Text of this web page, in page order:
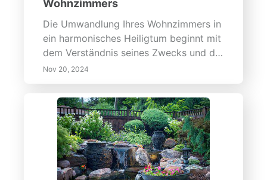
Wohnzimmers
Die Umwandlung Ihres Wohnzimmers in
ein harmonisches Heiligtum beginnt mit
dem Verständnis seines Zwecks und der
Implementierung effektiver
Designstrategien. Unser umfassender
Leitfaden behandelt wesentliche
Schritte wie die Festlegung klarer Ziele
für die Funktionalität, die Integration
natürlicher Elemente und das Erreichen
von Gleichgewicht durch die Anordnung
von Möbeln. Erfahren Sie mehr über die
Nov 20, 2024